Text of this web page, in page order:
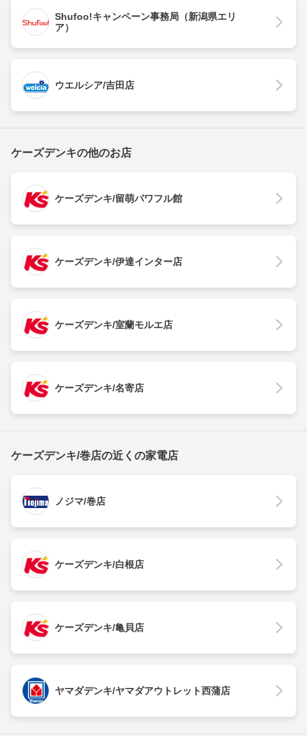
Shufoo!キャンペーン事務局（新潟県エリ
ア）
ウエルシア/吉田店
ケーズデンキの他のお店
ケーズデンキ/留萌パワフル館
ケーズデンキ/伊達インター店
ケーズデンキ/室蘭モルエ店
ケーズデンキ/名寄店
ケーズデンキ/巻店の近くの家電店
ノジマ/巻店
ケーズデンキ/白根店
ケーズデンキ/亀貝店
ヤマダデンキ/ヤマダアウトレット西蒲店